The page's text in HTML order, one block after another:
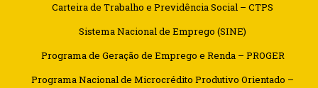
Carteira de Trabalho e Previdência Social – CTPS
Sistema Nacional de Emprego (SINE)
Programa de Geração de Emprego e Renda – PROGER
Programa Nacional de Microcrédito Produtivo Orientado –